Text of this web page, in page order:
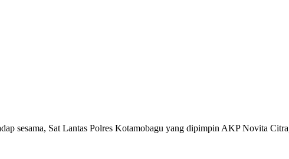
sesama, Sat Lantas Polres Kotamobagu yang dipimpin AKP Novita